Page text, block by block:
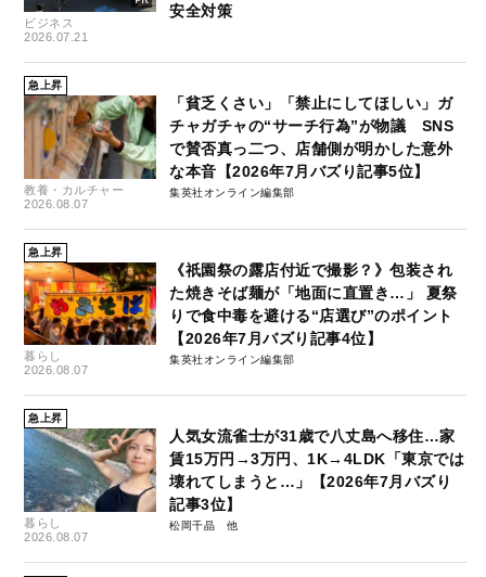
ビジネス
2026.07.21
安全対策
急上昇
教養・カルチャー
2026.08.07
「貧乏くさい」「禁止にしてほしい」ガ
チャガチャの“サーチ行為”が物議 SNS
で賛否真っ二つ、店舗側が明かした意外
な本音【2026年7月バズり記事5位】
集英社オンライン編集部
急上昇
暮らし
2026.08.07
《祇園祭の露店付近で撮影？》包装され
た焼きそば麺が「地面に直置き…」 夏祭
りで食中毒を避ける“店選び”のポイント
【2026年7月バズり記事4位】
集英社オンライン編集部
急上昇
暮らし
2026.08.07
人気女流雀士が31歳で八丈島へ移住…家
賃15万円→3万円、1K→4LDK「東京では
壊れてしまうと…」【2026年7月バズり
記事3位】
松岡千晶